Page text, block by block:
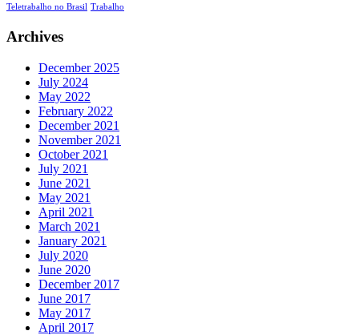
Teletrabalho no Brasil Trabalho
Archives
December 2025
July 2024
May 2022
February 2022
December 2021
November 2021
October 2021
July 2021
June 2021
May 2021
April 2021
March 2021
January 2021
July 2020
June 2020
December 2017
June 2017
May 2017
April 2017